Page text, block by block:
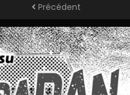
Précédent